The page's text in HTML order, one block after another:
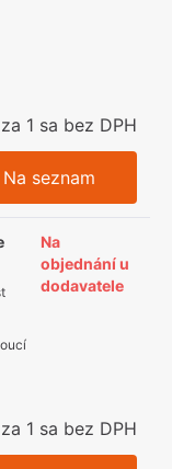
za 1 sa bez DPH
Na seznam
Na
objednání u
dodavatele
za 1 sa bez DPH